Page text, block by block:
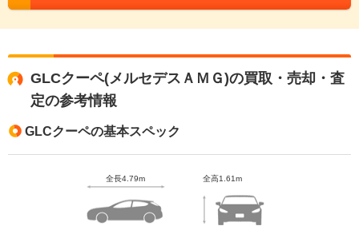
GLCクーペ(メルセデスＡＭＧ)の買取・売却・査
定の参考情報
GLCクーペの基本スペック
全長4.79m 全高1.61m